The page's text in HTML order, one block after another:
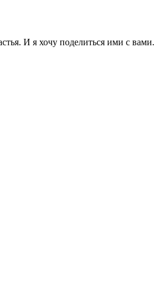
И я хочу поделиться ими с вами.